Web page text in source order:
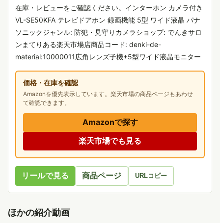
在庫・レビューをご確認ください。インターホン カメラ付き
VL-SE50KFA テレビドアホン 録画機能 5型 ワイド液晶 パナ
ソニックジャンル: 防犯・見守りカメラショップ: でんきサロ
ンまてりある楽天市場店商品コード: denki-de-
material:10000011広角レンズ子機+5型ワイド液晶モニター
価格・在庫を確認
Amazonを優先表示しています。楽天市場の商品ページもあわせ
て確認できます。
Amazonで探す
楽天市場でも見る
リールで見る 商品ページ URLコピー
ほかの紹介動画